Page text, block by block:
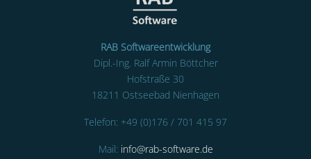
RAB Softwareentwicklung
Dipl.-Ing. Ralf Armin Böttcher
Hofstraße 30
18211 Ostseebad Nienhagen
Telefon: +49 (0)176 / 701 415 97
Mail: info@rab-software.de